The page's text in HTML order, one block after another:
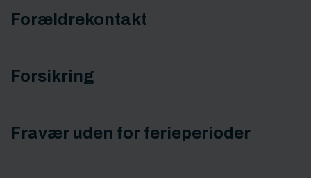
Forældrekontakt
Forsikring
Fravær uden for ferieperioder